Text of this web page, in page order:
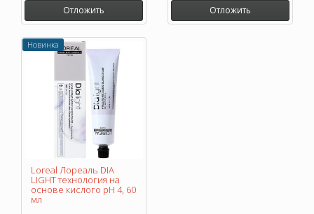
Отложить Отложить
Новинка
Loreal Лореаль DIA
LIGHT технология на
основе кислого pH 4, 60
мл